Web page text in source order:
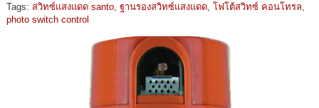
Tags: สวิทซ์แสงแดด santo, ฐานรองสวิทซ์แสงแดด, โฟโต้สวิทซ์ คอนโทรล
photo switch control